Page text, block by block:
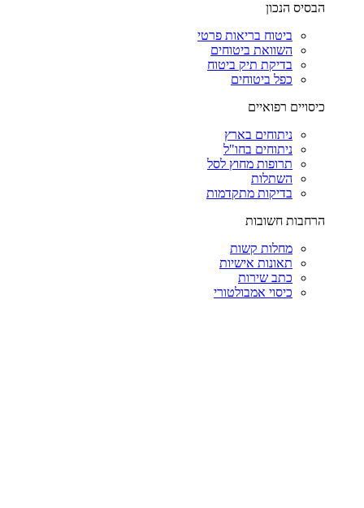
הבסיס הנכון
ביטוח בריאות פרטי
השוואת ביטוחים
בדיקת תיק ביטוח
כפל ביטוחים
כיסויים רפואיים
ניתוחים בארץ
ניתוחים בחו"ל
תרופות מחוץ לסל
השתלות
בדיקות מתקדמות
הרחבות חשובות
מחלות קשות
תאונות אישיות
כתב שירות
כיסוי אמבולטורי